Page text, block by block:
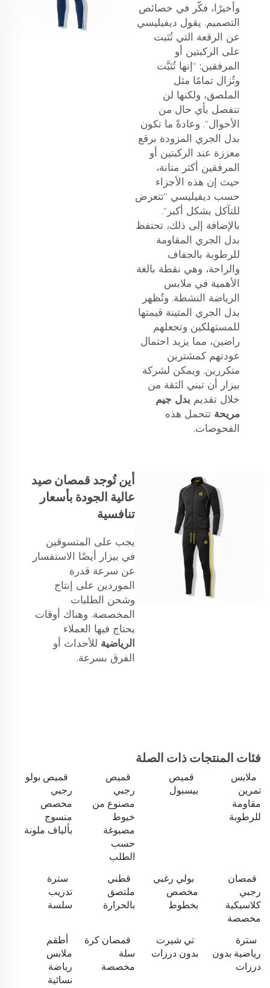
وأخيرًا، فكّر في خصائص
التصميم. يقول ديفيليسي
عن الرقعة التي تُثبت
على الركبتين أو
المرفقين: "إنها تُثبَّت
وتُزال تمامًا مثل
الملصق، ولكنها لن
تنفصل بأي حال من
الأحوال". وعادةً ما تكون
بدل الجري المزودة برقع
معززة عند الركبتين أو
المرفقين أكثر متانة،
حيث إن هذه الأجزاء
حسب ديفيليسي "تتعرض
للتآكل بشكل أكبر".
بالإضافة إلى ذلك، تحتفظ
بدل الجري المقاومة
للرطوبة بالجفاف
والراحة، وهي نقطة بالغة
الأهمية في ملابس
الرياضة النشطة. وتُظهر
بدل الجري المتينة قيمتها
للمستهلكين وتجعلهم
راضين، مما يزيد احتمال
عودتهم كمشترين
متكررين. ويمكن لشركة
بيزار أن تبني الثقة من
خلال تقديم بدل جيم
مريحة تتحمل هذه
الفحوصات.
أين تُوجد قمصان صيد
عالية الجودة بأسعار
تنافسية
يجب على المتسوقين
في بيزار أيضًا الاستفسار
عن سرعة قدرة
الموردين على إنتاج
وشحن الطلبات
المخصصة. وهناك أوقات
يحتاج فيها العملاء
الرياضية للأحداث أو
الفرق بسرعة.
فئات المنتجات ذات الصلة
ملابس
تمرين
مقاومة
للرطوبة
قميص
بيسبول
قميص
رجبي
مصنوع من
خيوط
مصبوغة
حسب
الطلب
قميص بولو
رجبي
مخصص
منسوج
بألياف ملونة
قمصان
رجبي
كلاسيكية
مخصصة
بولي رغبي
مخصص
بخطوط
قطني
ملتصق
بالحرارة
سترة
تدريب
سلسة
سترة
رياضية بدون
درزات
تي شيرت
بدون درزات
قمصان كرة
سلة
مخصصة
أطقم
ملابس
رياضة
نسائية